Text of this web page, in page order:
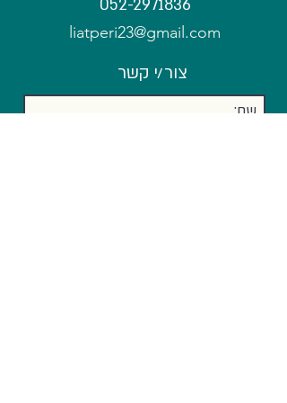
מלכודת זמנית?
052-2971836
liatperi23@gmail.com
צור/י קשר